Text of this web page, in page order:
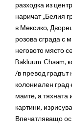
разходка из
наричат „Белия
в Мексико,
розова сграда с
неговото място
Bakluum-Chaam,
/в превод градът
колониален град
маите, а тяхната
картини,
Впечатляващо